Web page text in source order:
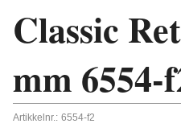
Classic
mm 6554-
Artikkelnr.: 6554-f2